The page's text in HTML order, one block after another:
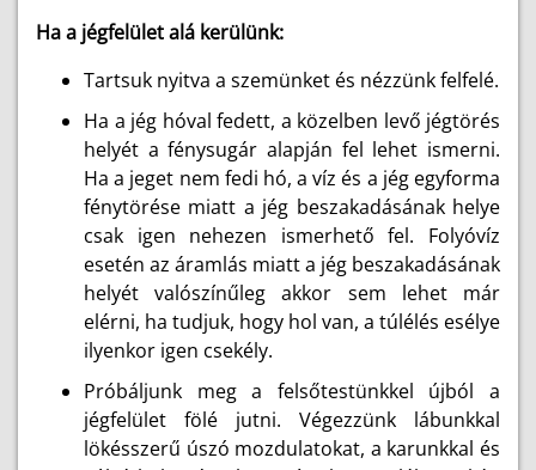
Ha a jégfelület alá kerülünk:
Tartsuk nyitva a szemünket és nézzünk felfelé.
Ha a jég hóval fedett, a közelben levő jégtörés
helyét a fénysugár alapján fel lehet ismerni.
Ha a jeget nem fedi hó, a víz és a jég egyforma
fénytörése miatt a jég beszakadásának helye
csak igen nehezen ismerhető fel. Folyóvíz
esetén az áramlás miatt a jég beszakadásának
helyét valószínűleg akkor sem lehet már
elérni, ha tudjuk, hogy hol van, a túlélés esélye
ilyenkor igen csekély.
Próbáljunk meg a felsőtestünkkel újból a
jégfelület fölé jutni. Végezzünk lábunkkal
lökésszerű úszó mozdulatokat, a karunkkal és